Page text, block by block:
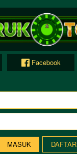
Facebook
DAFTAR